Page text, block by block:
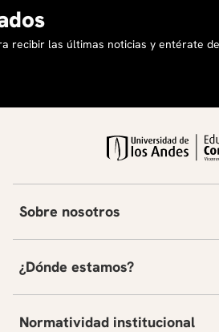
recibir las últimas noticias y entérate de
Sobre nosotros
¿Dónde estamos?
Normatividad institucional